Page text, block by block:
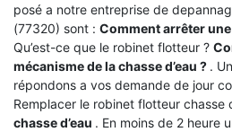
posé a notre entreprise de
(77320) sont : Comment arrêter une
Qu’est-ce que le robinet flotteur ?
mécanisme de la chasse d’eau ? .
répondons a vos demande de jour
Remplacer le robinet flotteur chasse
chasse d’eau . En moins de 2 heure